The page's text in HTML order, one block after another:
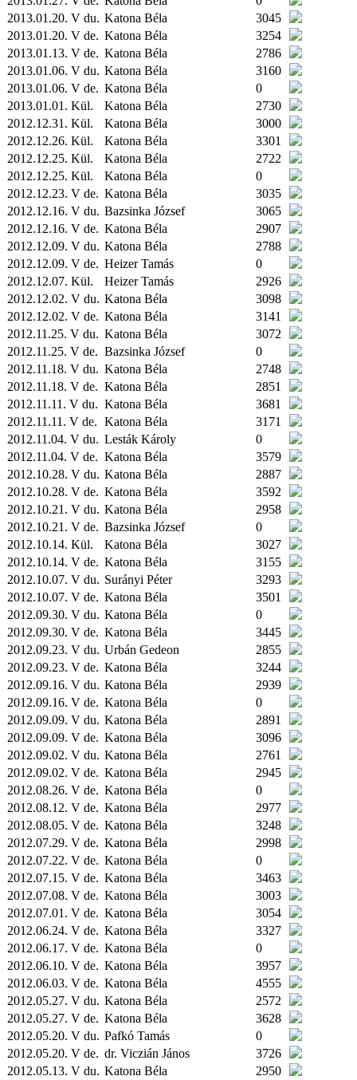
2013.01.20. V du. Katona Béla
3045
2013.01.20. V de. Katona Béla
3254
2013.01.13. V de. Katona Béla
2786
2013.01.06. V du. Katona Béla
3160
2013.01.06. V de. Katona Béla
0
2013.01.01. Kül. Katona Béla
2730
2012.12.31. Kül. Katona Béla
3000
2012.12.26. Kül. Katona Béla
3301
2012.12.25. Kül. Katona Béla
2722
2012.12.25. Kül. Katona Béla
0
2012.12.23. V de. Katona Béla
3035
2012.12.16. V du. Bazsinka József
3065
2012.12.16. V de. Katona Béla
2907
2012.12.09. V du. Katona Béla
2788
2012.12.09. V de. Heizer Tamás
0
2012.12.07. Kül. Heizer Tamás
2926
2012.12.02. V du. Katona Béla
3098
2012.12.02. V de. Katona Béla
3141
2012.11.25. V du. Katona Béla
3072
2012.11.25. V de. Bazsinka József
0
2012.11.18. V du. Katona Béla
2748
2012.11.18. V de. Katona Béla
2851
2012.11.11. V du. Katona Béla
3681
2012.11.11. V de. Katona Béla
3171
2012.11.04. V du. Lesták Károly
0
2012.11.04. V de. Katona Béla
3579
2012.10.28. V du. Katona Béla
2887
2012.10.28. V de. Katona Béla
3592
2012.10.21. V du. Katona Béla
2958
2012.10.21. V de. Bazsinka József
0
2012.10.14. Kül. Katona Béla
3027
2012.10.14. V de. Katona Béla
3155
2012.10.07. V du. Surányi Péter
3293
2012.10.07. V de. Katona Béla
3501
2012.09.30. V du. Katona Béla
0
2012.09.30. V de. Katona Béla
3445
2012.09.23. V du. Urbán Gedeon
2855
2012.09.23. V de. Katona Béla
3244
2012.09.16. V du. Katona Béla
2939
2012.09.16. V de. Katona Béla
0
2012.09.09. V du. Katona Béla
2891
2012.09.09. V de. Katona Béla
3096
2012.09.02. V du. Katona Béla
2761
2012.09.02. V de. Katona Béla
2945
2012.08.26. V de. Katona Béla
0
2012.08.12. V de. Katona Béla
2977
2012.08.05. V de. Katona Béla
3248
2012.07.29. V de. Katona Béla
2998
2012.07.22. V de. Katona Béla
0
2012.07.15. V de. Katona Béla
3463
2012.07.08. V de. Katona Béla
3003
2012.07.01. V de. Katona Béla
3054
2012.06.24. V de. Katona Béla
3327
2012.06.17. V de. Katona Béla
0
2012.06.10. V de. Katona Béla
3957
2012.06.03. V de. Katona Béla
4555
2012.05.27. V du. Katona Béla
2572
2012.05.27. V de. Katona Béla
3628
2012.05.20. V du. Pafkó Tamás
0
2012.05.20. V de. dr. Viczián János
3726
2012.05.13. V du. Katona Béla
2950